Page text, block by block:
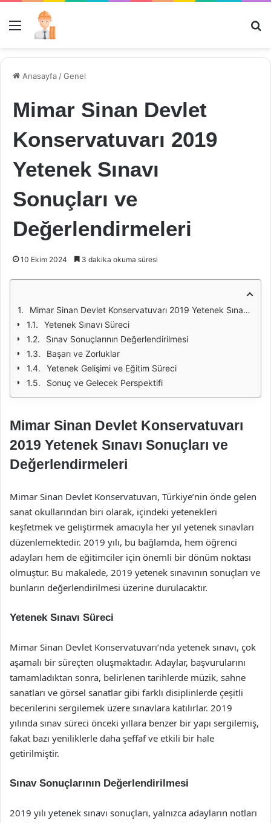
Menü
Anasayfa /Genel
Mimar Sinan Devlet
Konservatuvarı 2019
Yetenek Sınavı
Sonuçları ve
Değerlendirmeleri
10 Ekim 2024 3 dakika okuma süresi
Mimar Sinan Devlet Konservatuvarı 2019 Yetenek Sınavı Sonuçları ve Değerlendirmeleri
Yetenek Sınavı Süreci
Sınav Sonuçlarının Değerlendirilmesi
Başarı ve Zorluklar
Yetenek Gelişimi ve Eğitim Süreci
Sonuç ve Gelecek Perspektifi
Mimar Sinan Devlet Konservatuvarı
2019 Yetenek Sınavı Sonuçları ve
Değerlendirmeleri
Mimar Sinan Devlet Konservatuvarı, Türkiye’nin önde gelen
sanat okullarından biri olarak, içindeki yetenekleri
keşfetmek ve geliştirmek amacıyla her yıl yetenek sınavları
düzenlemektedir. 2019 yılı, bu bağlamda, hem öğrenci
adayları hem de eğitimciler için önemli bir dönüm noktası
olmuştur. Bu makalede, 2019 yetenek sınavının sonuçları ve
bunların değerlendirilmesi üzerine durulacaktır.
Yetenek Sınavı Süreci
Mimar Sinan Devlet Konservatuvarı’nda yetenek sınavı, çok
aşamalı bir süreçten oluşmaktadır. Adaylar, başvurularını
tamamladıktan sonra, belirlenen tarihlerde müzik, sahne
sanatları ve görsel sanatlar gibi farklı disiplinlerde çeşitli
becerilerini sergilemek üzere sınavlara katılırlar. 2019
yılında sınav süreci önceki yıllara benzer bir yapı sergilemiş,
fakat bazı yeniliklerle daha şeffaf ve etkili bir hale
getirilmiştir.
Sınav Sonuçlarının Değerlendirilmesi
2019 yılı yetenek sınavı sonuçları, yalnızca adayların notları